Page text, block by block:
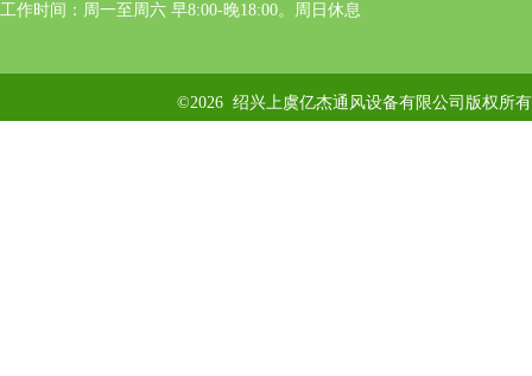
工作时间：周一至周六 早8:00-晚18:00。周日休息
©2026 绍兴上虞亿杰通风设备有限公司版权所有